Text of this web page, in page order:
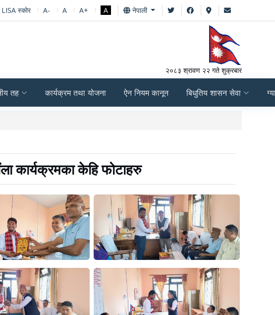
स्कोर A- A A+ A नेपाली
२०८३ श्रावण २२ गते शुक्रबार
तह कार्यक्रम तथा योजना ऐन नियम कानून बिधुतिय शासन सेवा
कार्यक्रमका केहि फोटाहरु